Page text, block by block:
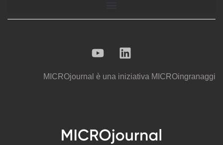
MICROjournal è una iniziativa MICROingranaggi